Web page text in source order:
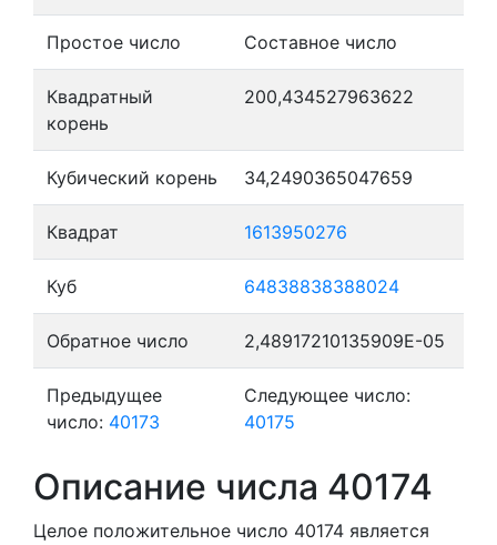
Простое число Составное число
Квадратный
корень
200,434527963622
Кубический корень 34,2490365047659
Квадрат 1613950276
Куб 64838838388024
Обратное число 2,48917210135909E-05
Предыдущее
число: 40173
Следующее число:
40175
Описание числа 40174
Целое положительное число 40174 является